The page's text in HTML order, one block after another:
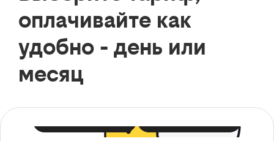
оплачивайте как
удобно - день или
месяц